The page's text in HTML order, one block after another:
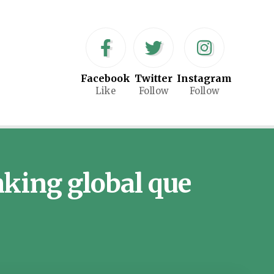
Facebook
Like
Twitter
Follow
Instagram
Follow
global que